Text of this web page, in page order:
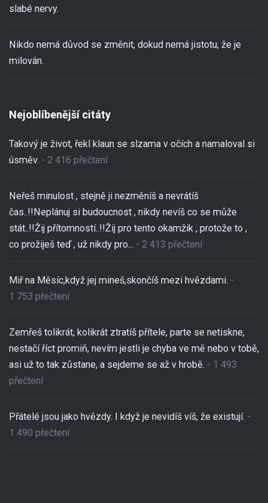
slabé nervy.
Nikdo nemá důvod se změnit, dokud nemá jistotu, že je
milován.
Nejoblíbenější citáty
Takový je život, řekl klaun se slzama v očích a namaloval si
úsměv. - 2 416 přečtení
Neřeš minulost , stejně ji nezměníš a nevrátíš
čas..!!Neplánuj si budoucnost , nikdy nevíš co se může
stát..!!Žij přítomností..!!Žij pro tento okamžik , protože to ,
co prožiješ teď , už nikdy pro... - 2 413 přečtení
Miř na Měsíc,když jej mineš,skončíš mezi hvězdami. -
1 753 přečtení
Zemřeš tolikrát, kolikrát ztratíš přítele, parte se netiskne,
nestačí říct promiň, nevím jestli je chyba ve mě nebo v tobě,
asi už to tak zůstane, a sejdeme se až v hrobě. - 1 493
přečtení
Přátelé jsou jako hvězdy. I když je nevidíš víš, že existují. -
1 490 přečtení